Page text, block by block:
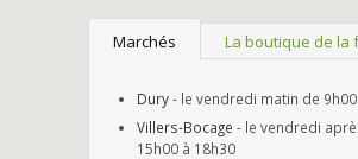
Marchés La boutique de la
Dury- le vendredi matin de
Villers-Bocage - le vendredi
15h00 à 18h30